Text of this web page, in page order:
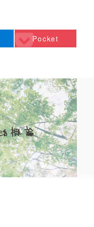
Pocket